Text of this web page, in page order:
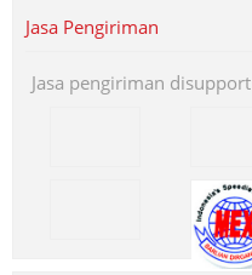
Jasa Pengiriman
Jasa pengiriman